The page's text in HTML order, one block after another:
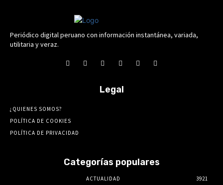
Periódico digital peruano con información instantánea, variada,
utilitaria y veraz.
Legal
¿QUIENES SOMOS?
POLÍTICA DE COOKIES
POLÍTICA DE PRIVACIDAD
Categorías populares
ACTUALIDAD 3921